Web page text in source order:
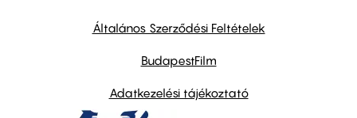
Általános Szerződési Feltételek
BudapestFilm
Adatkezelési tájékoztató